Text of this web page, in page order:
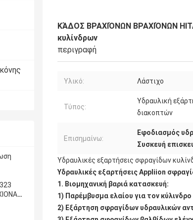
ΚΆΔΟΣ ΒΡΑΧΙΌΝΩΝ ΒΡΑΧΙΌΝΩΝ
κυλίνδρων
περιγραφή
Υλικό: Λάστιχο
Τύπος:
Υδραυλική
διακοπτών
Επισημαίνω:
Εφοδιασμός
Συσκευή
Υδραυλικές εξαρτήσεις σφραγίδων
Υδραυλικές εξαρτήσεις Appliion
1. Βιομηχανική βαριά κατασκευή:
1) Παρέμβυσμα ελαίου για τον κύλινδρο
2) Εξάρτηση σφραγίδων υδραυλικών